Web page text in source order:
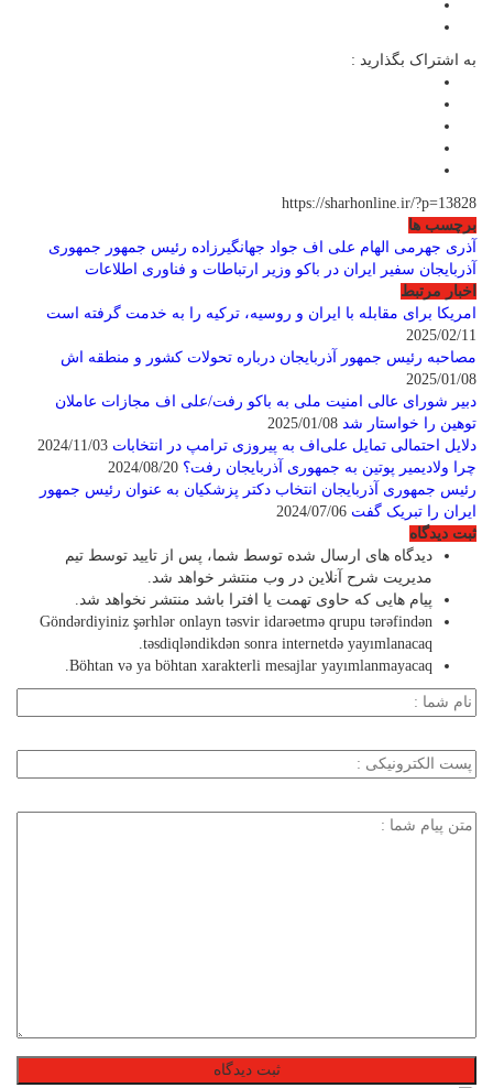
به اشتراک بگذارید :
https://sharhonline.ir/?p=13828
برچسب ها
آذری جهرمی الهام علی اف جواد جهانگیرزاده رئیس جمهور جمهوری
آذربایجان سفیر ایران در باکو وزیر ارتباطات و فناوری اطلاعات
اخبار مرتبط
امریکا برای مقابله با ایران و روسیه، ترکیه را به خدمت گرفته است
2025/02/11
مصاحبه رئیس جمهور آذربایجان درباره تحولات کشور و منطقه اش
2025/01/08
دبیر شورای عالی امنیت ملی به باکو رفت/علی اف مجازات عاملان
توهین را خواستار شد
دلایل احتمالی تمایل علی‌اف به پیروزی ترامپ در انتخابات
چرا ولادیمیر پوتین به جمهوری آذربایجان رفت؟
رئیس جمهوری آذربایجان انتخاب دکتر پزشکیان به عنوان رئیس جمهور
ایران را تبریک گفت
ثبت دیدگاه
دیدگاه های ارسال شده توسط شما، پس از تایید توسط تیم
مدیریت شرح آنلاین در وب منتشر خواهد شد.
پیام هایی که حاوی تهمت یا افترا باشد منتشر نخواهد شد.
Göndərdiyiniz şərhlər onlayn təsvir idarəetmə qrupu tərəfindən
təsdiqləndikdən sonra internetdə yayımlanacaq.
Böhtan və ya böhtan xarakterli mesajlar yayımlanmayacaq.